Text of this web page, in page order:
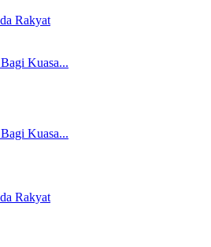
Rakyat
Kuasa...
Kuasa...
Rakyat